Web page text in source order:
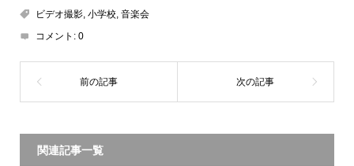
ビデオ撮影, 小学校, 音楽会
コメント: 0
関連記事一覧